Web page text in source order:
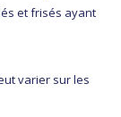
et frisés ayant
varier sur les